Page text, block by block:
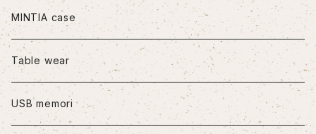
iPhone11Pro Max
iPhone12/12Pro
iPhone12mini
MINTIA case
Table wear
USB memori